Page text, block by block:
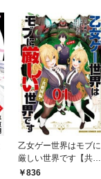
乙女ゲー世界はモブに
厳しい世界です【共和
国編】 ０１
836